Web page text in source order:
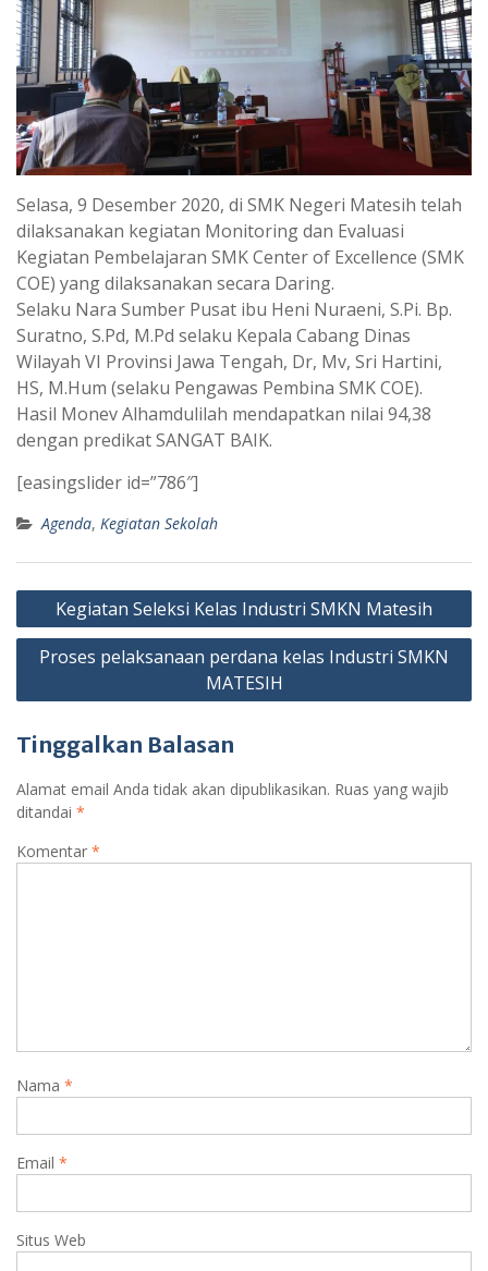
Selasa, 9 Desember 2020, di SMK Negeri Matesih telah
dilaksanakan kegiatan Monitoring dan Evaluasi
Kegiatan Pembelajaran SMK Center of Excellence (SMK
COE) yang dilaksanakan secara Daring.
Selaku Nara Sumber Pusat ibu Heni Nuraeni, S.Pi. Bp.
Suratno, S.Pd, M.Pd selaku Kepala Cabang Dinas
Wilayah VI Provinsi Jawa Tengah, Dr, Mv, Sri Hartini,
HS, M.Hum (selaku Pengawas Pembina SMK COE).
Hasil Monev Alhamdulilah mendapatkan nilai 94,38
dengan predikat SANGAT BAIK.
[easingslider id=”786″]
Agenda, Kegiatan Sekolah
Navigasi
pos
Kegiatan Seleksi Kelas Industri SMKN Matesih
Proses pelaksanaan perdana kelas Industri SMKN
MATESIH
Tinggalkan Balasan
Alamat email Anda tidak akan dipublikasikan. Ruas yang wajib
ditandai *
Komentar *
Nama *
Email *
Situs Web